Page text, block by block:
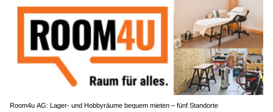
Room4u AG: Lager- und Hobbyräume bequem mieten – fünf Standorte